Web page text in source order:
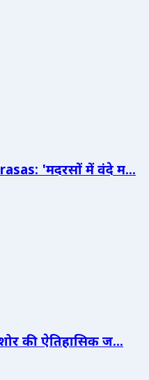
'मदरसों में वंदे म...
की ऐतिहासिक ज...